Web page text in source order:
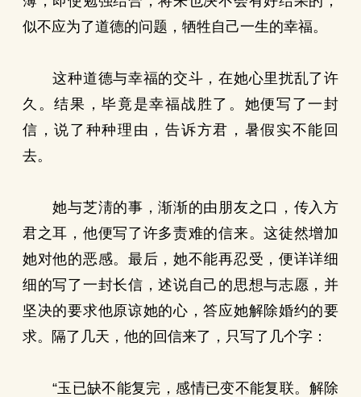
似不应为了道德的问题，牺牲自己一生的幸福。
这种道德与幸福的交斗，在她心里扰乱了许
久。结果，毕竟是幸福战胜了。她便写了一封
信，说了种种理由，告诉方君，暑假实不能回
去。
她与芝淸的事，渐渐的由朋友之口，传入方
君之耳，他便写了许多责难的信来。这徒然增加
她对他的恶感。最后，她不能再忍受，便详详细
细的写了一封长信，述说自己的思想与志愿，并
坚决的要求他原谅她的心，答应她解除婚约的要
求。隔了几天，他的回信来了，只写了几个字：
“玉已缺不能复完，感情已变不能复联。解除